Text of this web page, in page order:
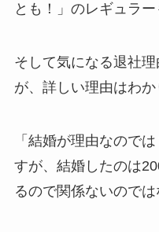
とも！」のレギュラー
そして気になる退社
が、詳しい理由はわか
「結婚が理由なので
すが、結婚したのは
るので関係ないのでは